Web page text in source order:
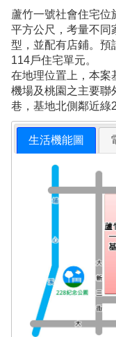
蘆竹一號社會住宅位
平方公尺，考量不同
型，並配有店鋪。預
114戶住宅單元。
在地理位置上，本案
機場及桃園之主要聯
巷，基地北側鄰近綠
生活機能圖